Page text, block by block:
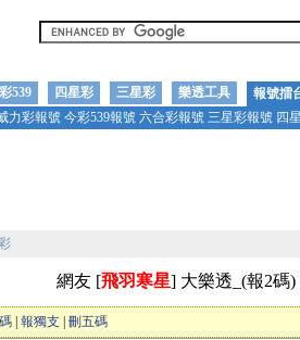
539 四星彩 三星彩 樂透工具 報號擂
力彩報號 今彩539報號 六合彩報號 三星彩報號 四
網友 [飛羽寒星] 大樂透_(報2碼
報獨支
刪五碼